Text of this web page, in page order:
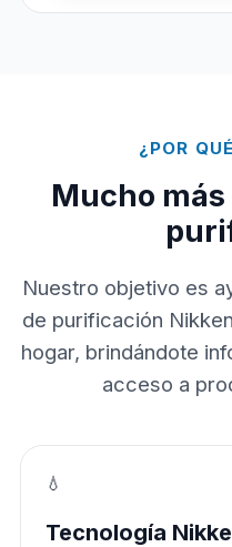
¿POR
Mucho
Nuestro objetivo es
de purificación
hogar, brindándote
acceso a
💧
Tecnología